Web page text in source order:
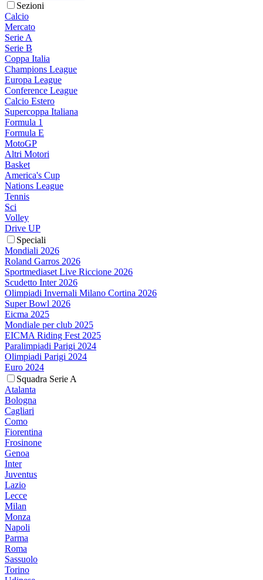
Sezioni
Calcio
Mercato
Serie A
Serie B
Coppa Italia
Champions League
Europa League
Conference League
Calcio Estero
Supercoppa Italiana
Formula 1
Formula E
MotoGP
Altri Motori
Basket
America's Cup
Nations League
Tennis
Sci
Volley
Drive UP
Speciali
Mondiali 2026
Roland Garros 2026
Sportmediaset Live Riccione 2026
Scudetto Inter 2026
Olimpiadi Invernali Milano Cortina 2026
Super Bowl 2026
Eicma 2025
Mondiale per club 2025
EICMA Riding Fest 2025
Paralimpiadi Parigi 2024
Olimpiadi Parigi 2024
Euro 2024
Squadra Serie A
Atalanta
Bologna
Cagliari
Como
Fiorentina
Frosinone
Genoa
Inter
Juventus
Lazio
Lecce
Milan
Monza
Napoli
Parma
Roma
Sassuolo
Torino